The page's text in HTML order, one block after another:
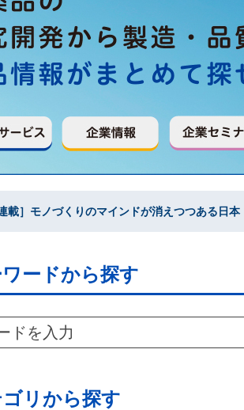
連載］モノづくりのマインドが消えつつある日
ードから探す
ゴリから探す